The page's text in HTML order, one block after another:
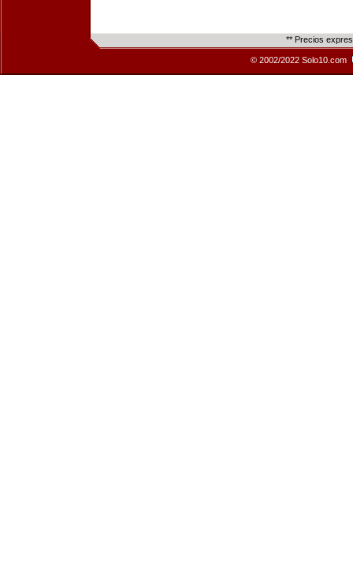
** Precios
© 2002/2022 Solo10.com